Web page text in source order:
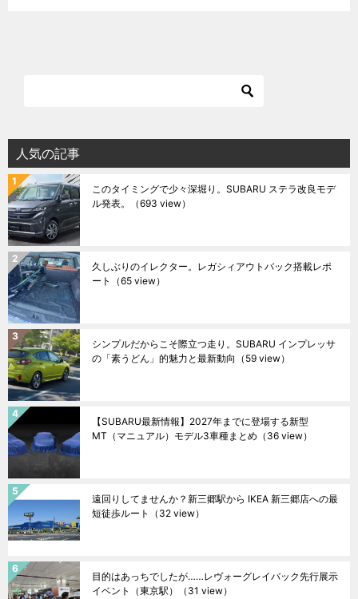
人気の記事
このタイミングで少々深堀り。SUBARU ステラ改良モデ
ル発表。
（693 view）
久しぶりのイレクター。レガシィアウトバック搭載レポ
ート
（65 view）
シンプルだからこそ際立つ走り。SUBARU インプレッサ
の「素うどん」的魅力と最新動向 （59 view）
【SUBARU最新情報】2027年までに登場する新型
MT（マニュアル）モデル3車種まとめ （36 view）
遠回りしてませんか？新三郷駅から IKEA 新三郷店への最
短徒歩ルート
（32 view）
目的はあっちでしたが……レヴォーグレイバック先行展示
イベント（東京駅）
（31 view）